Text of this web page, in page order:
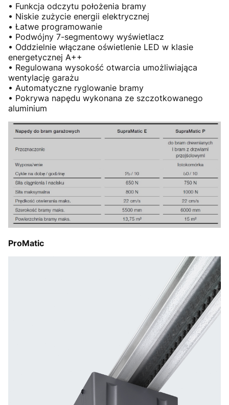
• Funkcja odczytu położenia bramy
• Niskie zużycie energii elektrycznej
• Łatwe programowanie
• Podwójny 7-segmentowy wyświetlacz
• Oddzielnie włączane oświetlenie LED w klasie
energetycznej A++
• Regulowana wysokość otwarcia umożliwiająca
wentylację garażu
• Automatyczne ryglowanie bramy
• Pokrywa napędu wykonana ze szczotkowanego
aluminium
ProMatic